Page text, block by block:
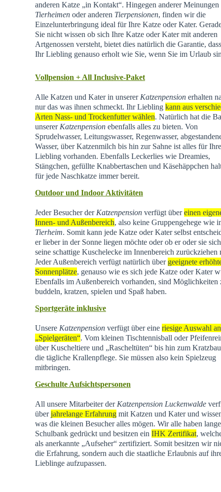
anderen Katze „in Kontakt“. Hingegen anderer Meinungen
Tierheimenoder anderen Tierpensionen, finden wir die
Einzelunterbringung ideal für Ihre Katze oder Kater.
Sie nicht wissen ob sich Ihre Katze oder Kater mit anderen
Artgenossen versteht, bietet dies natürlich die Garantie,
Ihr Liebling genauso erholt wie Sie, wenn Sie im Urlaub
Vollpension + All Inclusive-Paket
Alle Katzen und Kater in unserer Katzenpensionerhalten
nur das was ihnen schmeckt. Ihr Liebling kann aus
Arten Nass- und Trockenfutter wählen. Natürlich hat die
unserer Katzenpensionebenfalls alles zu bieten. Von
Sprudelwasser, Leitungswasser, Regenwasser,
Wasser, über Katzenmilch bis hin zur Sahne ist alles für
Liebling vorhanden. Ebenfalls Leckerlies wie Dreamies,
Stängchen, gefüllte Knabbertaschen und Käsehäppchen
für jede Naschkatze immer bereit.
Outdoor und Indoor Aktivitäten
Jeder Besucher der Katzenpensionverfügt übereinen
Innen- und Außenbereich, also keine Gruppengehege wie
Tierheim. Somit kann jede Katze oder Kater selbst
er lieber in der Sonne liegen möchte oder ob er oder sie
seine schattige Kuschelecke im Innenbereich zurückziehen
Jeder Außenbereich verfügt natürlich über geeignete
Sonnenplätze, genauso wie es sich jede Katze oder Kater
Ebenfalls im Außenbereich vorhanden, sind Möglichkeiten
buddeln, kratzen, spielen und Spaß haben.
Sportgeräte inklusive
Unsere Katzenpensionverfügt über eine riesige Auswahl an
„Spielgeräten“. Vom kleinen Tischtennisball oder
über Kuscheltiere und „Rascheltüten“ bis hin zum
die tägliche Krallenpflege. Sie müssen also kein Spielzeug
mitbringen.
Geschulte Aufsichtspersonen
All unsere Mitarbeiter der Katzenpension Luckenwalde
überjahrelange Erfahrungmit Katzen und Kater und
was die kleinen Besucher alles mögen. Wir alle haben
Schulbank gedrückt und besitzen ein IHK Zertifikat,
als anerkannte „Aufseher“ zertifiziert. Somit besitzen wir
die Erfahrung, sondern auch die staatliche Erlaubnis auf
Lieblinge aufzupassen.